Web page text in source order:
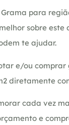
Grama para
sobre este
te ajudar.
e/ou
diretamente
cada vez
e